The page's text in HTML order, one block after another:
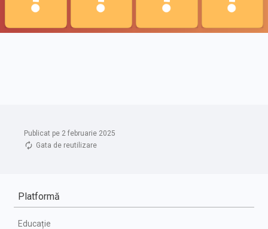
Publicat pe 2 februarie 2025
Gata de reutilizare
Platformă
Educație